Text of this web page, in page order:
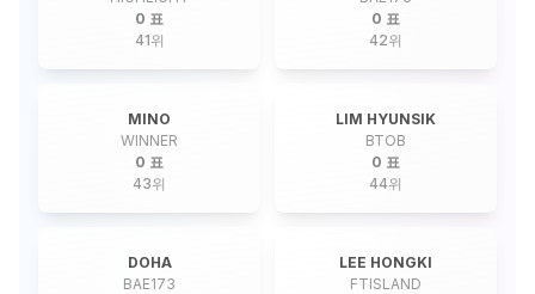
0 표
41위
0 표
42위
MINO
WINNER
0 표
43위
LIM HYUNSIK
BTOB
0 표
44위
DOHA
BAE173
LEE HONGKI
FTISLAND